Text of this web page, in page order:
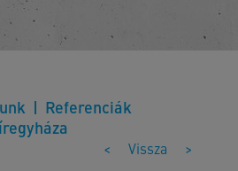
Referenciák
< Vissza >